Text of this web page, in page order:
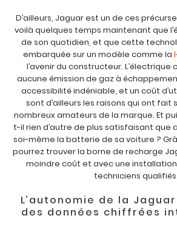
D’ailleurs, Jaguar est un de ces
voilà quelques temps maintenant que
de son quotidien, et que cette
embarquée sur un modèle comme la
l’avenir du constructeur. L’électrique
aucune émission de gaz à
accessibilité indéniable, et un coût
sont d’ailleurs les raisons qui ont fait
nombreux amateurs de la marque. Et
t-il rien d’autre de plus satisfaisant que
soi-même la batterie de sa voiture ?
pourrez trouver la borne de recharge
moindre coût et avec une
techniciens qualifiés.
L’autonomie de la
des données chiffrées